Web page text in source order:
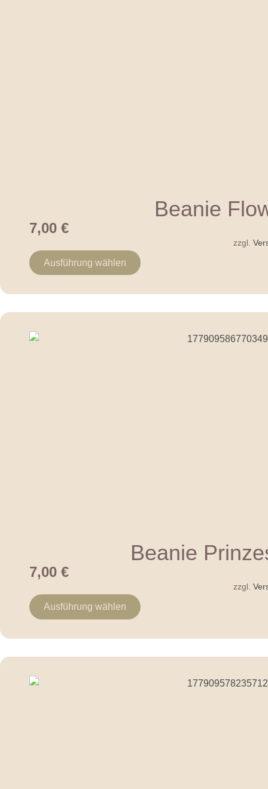
Beanie
7,00 €
zzgl.
Ausführung wählen
Beanie
7,00 €
zzgl.
Ausführung wählen